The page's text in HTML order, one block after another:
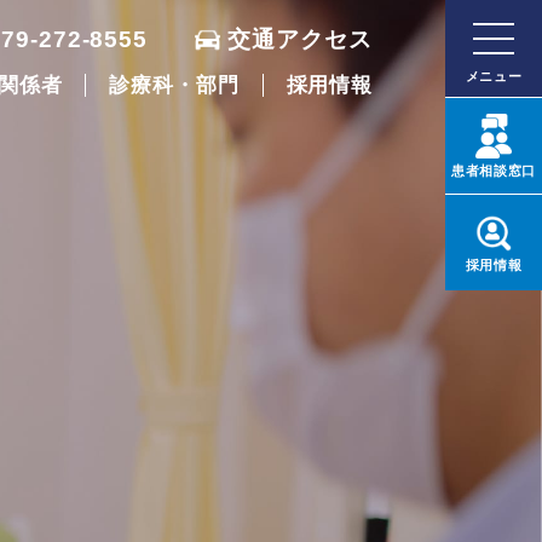
272-8555 交通アクセス
係者 診療科・部門 採用情報 メニュー
患者相談窓口
採用情報